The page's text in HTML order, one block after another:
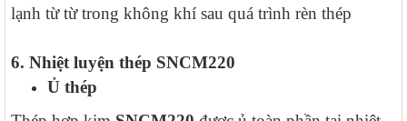
lạnh từ từ trong không khí sau quá trình rèn thép
6. Nhiệt luyện thép SNCM220
Ủ thép